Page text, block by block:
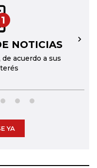
1
NOTICIAS
acuerdo a sus
→
YA